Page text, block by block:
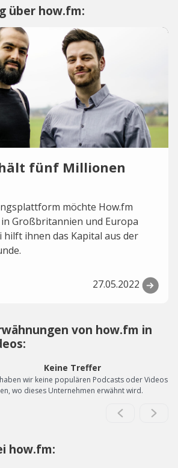
über how.fm:
fünf Millionen
möchte How.fm
Großbritannien und Europa
hilft ihnen das Kapital aus der
27.05.2022
von how.fm in
Keine Treffer
wir keine populären Podcasts oder Videos
wo dieses Unternehmen erwähnt wird.
how.fm: